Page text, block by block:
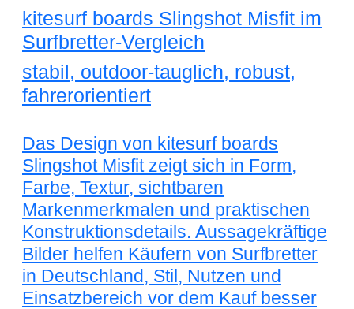
kitesurf boards Slingshot Misfit im
Surfbretter-Vergleich
stabil, outdoor-tauglich, robust,
fahrerorientiert
Das Design von kitesurf boards
Slingshot Misfit zeigt sich in Form,
Farbe, Textur, sichtbaren
Markenmerkmalen und praktischen
Konstruktionsdetails. Aussagekräftige
Bilder helfen Käufern von Surfbretter
in Deutschland, Stil, Nutzen und
Einsatzbereich vor dem Kauf besser